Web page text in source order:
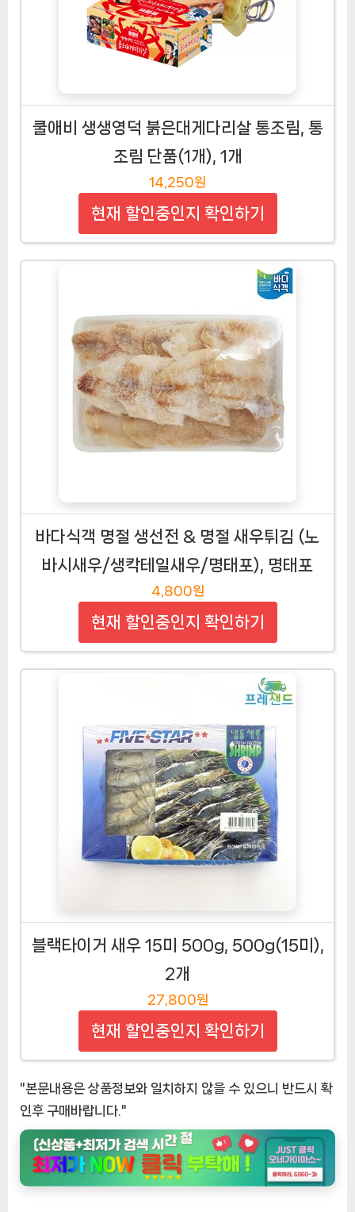
쿨애비 생생영덕 붉은대게다리살 통조림, 통
조림 단품(1개), 1개
14,250원
현재 할인중인지 확인하기
바다식객 명절 생선전 & 명절 새우튀김 (노
바시새우/생칵테일새우/명태포), 명태포
4,800원
현재 할인중인지 확인하기
블랙타이거 새우 15미 500g, 500g(15미),
2개
27,800원
현재 할인중인지 확인하기
"본문내용은 상품정보와 일치하지 않을 수 있으니 반드시 확
인후 구매바랍니다."